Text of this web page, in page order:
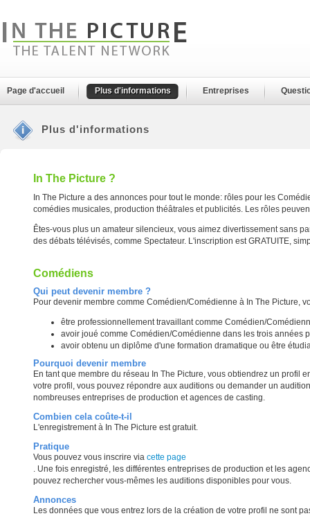
Page d'accueil Plus d'informations Entreprises
Plus d'informations
In The Picture ?
In The Picture a des annonces pour tout le monde: rôles pour les
comédies musicales, production théâtrales et publicités. Les rôles
Êtes-vous plus un amateur silencieux, vous aimez divertissement sans
des débats télévisés, comme Spectateur. L'inscription est GRATUITE,
Comédiens
Qui peut devenir membre ?
Pour devenir membre comme Comédien/Comédienne à In The Picture,
être professionnellement travaillant comme Comédien/
avoir joué comme Comédien/Comédienne dans les trois années
avoir obtenu un diplôme d'une formation dramatique ou être
Pourquoi devenir membre
En tant que membre du réseau In The Picture, vous obtiendrez un profil
votre profil, vous pouvez répondre aux auditions ou demander un
nombreuses entreprises de production et agences de casting.
Combien cela coûte-t-il
L'enregistrement à In The Picture est gratuit.
Pratique
Vous pouvez vous inscrire via cette page
. Une fois enregistré, les différentes entreprises de production et les
pouvez rechercher vous-mêmes les auditions disponibles pour vous.
Annonces
Les données que vous entrez lors de la création de votre profil ne sont